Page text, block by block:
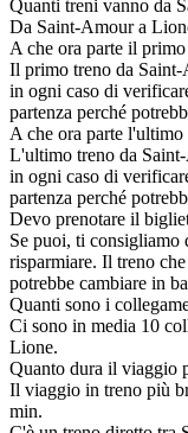
Quanti treni vanno da
Da Saint-Amour a
A che ora parte il
Il primo treno da
in ogni caso di
partenza perché
A che ora parte
L'ultimo treno da
in ogni caso di
partenza perché
Devo prenotare il
Se puoi, ti
risparmiare. Il treno
potrebbe cambiare in
Quanti sono i
Ci sono in media 10
Lione.
Quanto dura il viaggio
Il viaggio in treno più
min.